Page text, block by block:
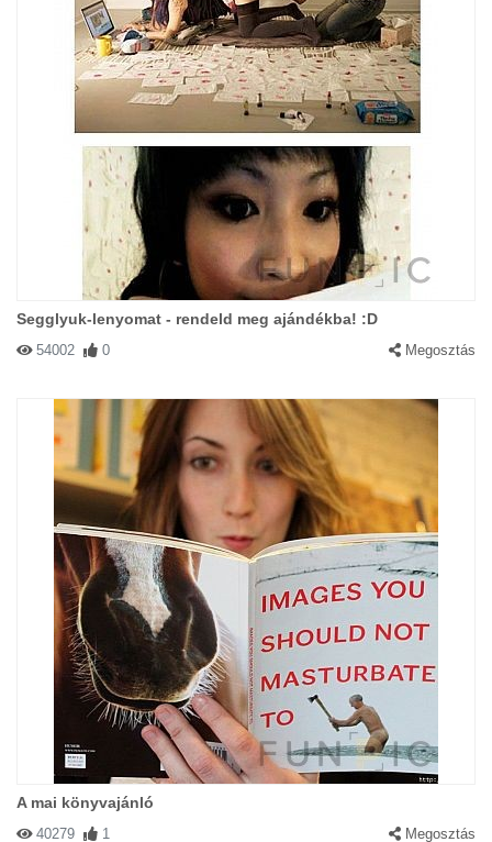
Segglyuk-lenyomat - rendeld meg ajándékba! :D
54002 0 Megosztás
A mai könyvajánló
40279 1 Megosztás